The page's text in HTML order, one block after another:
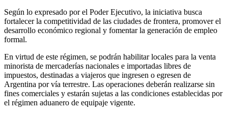
Según lo expresado por el Poder Ejecutivo, la iniciativa busca
fortalecer la competitividad de las ciudades de frontera, promover el
desarrollo económico regional y fomentar la generación de empleo
formal.
En virtud de este régimen, se podrán habilitar locales para la venta
minorista de mercaderías nacionales e importadas libres de
impuestos, destinadas a viajeros que ingresen o egresen de
Argentina por vía terrestre. Las operaciones deberán realizarse sin
fines comerciales y estarán sujetas a las condiciones establecidas por
el régimen aduanero de equipaje vigente.